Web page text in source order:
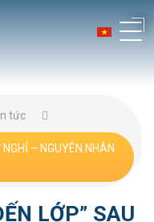
tức
– NGUYÊN NHÂN
LỚP” SAU